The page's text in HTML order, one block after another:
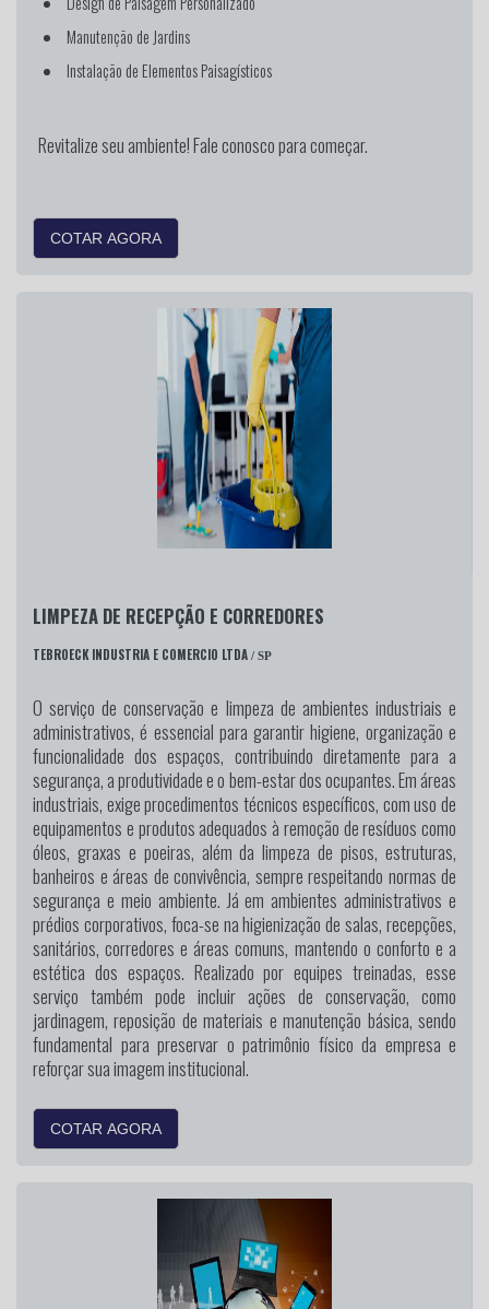
Manutenção de Jardins
Instalação de Elementos Paisagísticos
Revitalize seu ambiente! Fale conosco para começar.
COTAR AGORA
LIMPEZA DE RECEPÇÃO E CORREDORES
TEBROECK INDUSTRIA E COMERCIO LTDA / SP
O serviço de conservação e limpeza de ambientes industriais e
administrativos, é essencial para garantir higiene, organização e
funcionalidade dos espaços, contribuindo diretamente para a
segurança, a produtividade e o bem-estar dos ocupantes. Em áreas
industriais, exige procedimentos técnicos específicos, com uso de
equipamentos e produtos adequados à remoção de resíduos como
óleos, graxas e poeiras, além da limpeza de pisos, estruturas,
banheiros e áreas de convivência, sempre respeitando normas de
segurança e meio ambiente. Já em ambientes administrativos e
prédios corporativos, foca-se na higienização de salas, recepções,
sanitários, corredores e áreas comuns, mantendo o conforto e a
estética dos espaços. Realizado por equipes treinadas, esse
serviço também pode incluir ações de conservação, como
jardinagem, reposição de materiais e manutenção básica, sendo
fundamental para preservar o patrimônio físico da empresa e
reforçar sua imagem institucional.
COTAR AGORA